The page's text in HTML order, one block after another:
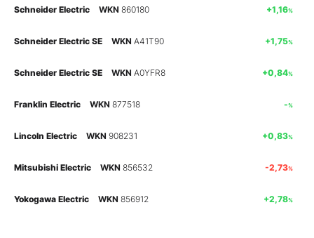
Mein B:O
Folgen Sie uns
Schneider Electric WKN 860180 +1,16%
Schneider Electric SE WKN A41T90 +1,75%
Schneider Electric SE WKN A0YFR8 +0,84%
Franklin Electric WKN 877518 -%
Lincoln Electric WKN 908231 +0,83%
Mitsubishi Electric WKN 856532 -2,73%
Yokogawa Electric WKN 856912 +2,78%